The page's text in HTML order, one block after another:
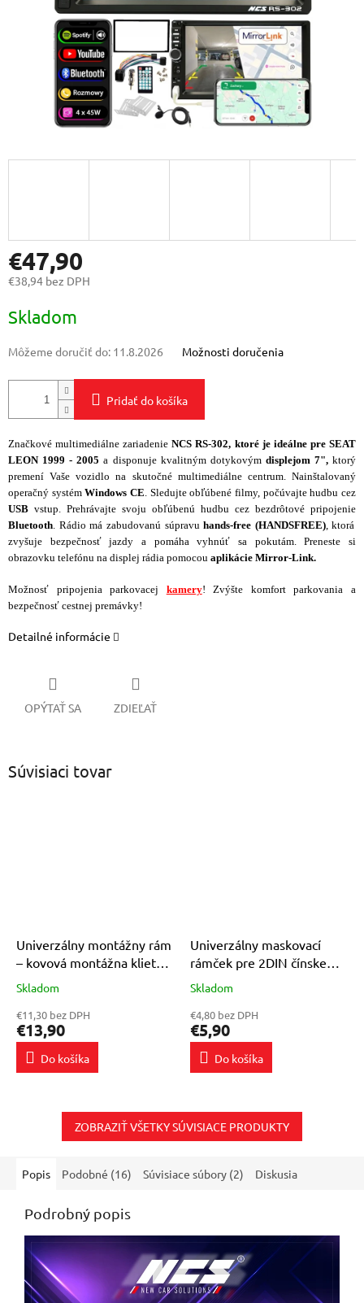
€47,90
€38,94 bez DPH
cena:
Skladom
Môžeme doručiť do: 11.8.2026 Možnosti doručenia
Pridať do košíka
Značkové multimediálne zariadenie NCS RS-302, ktoré je ideálne pre SEAT
LEON 1999 - 2005 a disponuje kvalitným dotykovým displejom 7",ktorý
premení Vaše vozidlo na skutočné multimediálne centrum. Nainštalovaný
operačný systémWindows CE. Sledujte obľúbené filmy, počúvajte hudbu cez
USB vstup. Prehrávajte svoju obľúbenú hudbu cez bezdrôtové pripojenie
Bluetooth. Rádio má zabudovanú súpravuhands-free (HANDSFREE), ktorá
zvyšuje bezpečnosť jazdy a pomáha vyhnúť sa pokutám. Preneste si
obrazovku telefónu na displej rádia pomocou aplikácie Mirror-Link.
Možnosť pripojenia parkovacej kamery! Zvýšte komfort parkovania a
bezpečnosť cestnej premávky!
Detailné informácie
OPÝTAŤ SA ZDIEĽAŤ
Súvisiaci tovar
Univerzálny montážny rám
– kovová montážna klietka
2DIN pre autorádio
Priemerné
produktu
je
4,0
Skladom
€11,30 bez DPH
€13,90
Do košíka
Univerzálny maskovací
rámček pre 2DIN čínske
autorádio
Priemerné
produktu
je
4,5
Skladom
€4,80 bez DPH
€5,90
Do košíka
ZOBRAZIŤ VŠETKY SÚVISIACE PRODUKTY
Popis Podobné (16) Súvisiace súbory (2) Diskusia
Podrobný popis